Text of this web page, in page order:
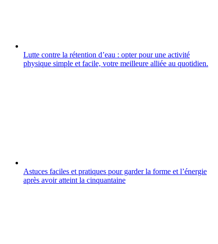
Lutte contre la rétention d’eau : opter pour une activité
physique simple et facile, votre meilleure alliée au quotidien.
Astuces faciles et pratiques pour garder la forme et l’énergie
après avoir atteint la cinquantaine